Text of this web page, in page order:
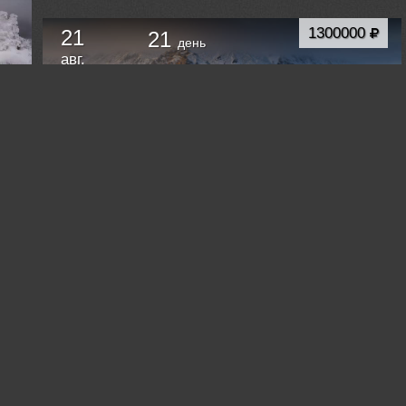
1300000
21
авг.
21день